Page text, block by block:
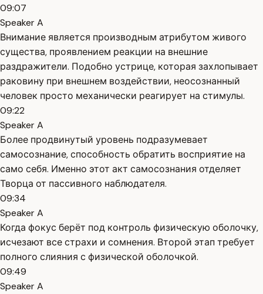
09:07
Speaker A
Внимание является производным атрибутом живого
существа, проявлением реакции на внешние
раздражители. Подобно устрице, которая захлопывает
раковину при внешнем воздействии, неосознанный
человек просто механически реагирует на стимулы.
09:22
Speaker A
Более продвинутый уровень подразумевает
самосознание, способность обратить восприятие на
само себя. Именно этот акт самосознания отделяет
Творца от пассивного наблюдателя.
09:34
Speaker A
Когда фокус берёт под контроль физическую оболочку,
исчезают все страхи и сомнения. Второй этап требует
полного слияния с физической оболочкой.
09:49
Speaker A